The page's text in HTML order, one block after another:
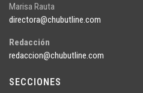
Marisa Rauta
directora@chubutline.com
Redacción
redaccion@chubutline.com
SECCIONES